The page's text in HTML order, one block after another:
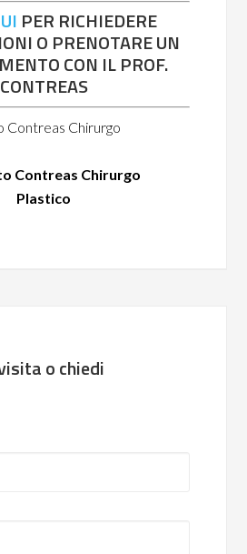
PER RICHIEDERE
O PRENOTARE UN
CON IL PROF.
CONTREAS
Contreas Chirurgo
Plastico
o chiedi